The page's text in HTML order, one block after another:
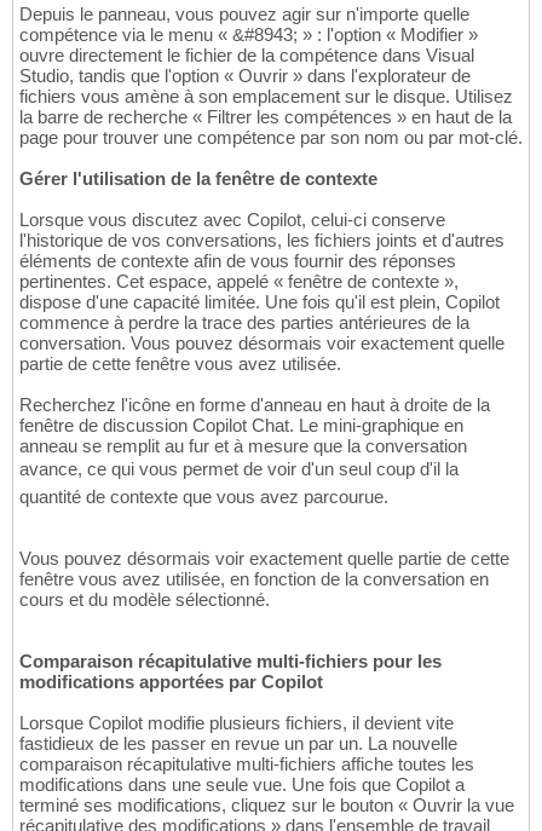
Depuis le panneau, vous pouvez agir sur n'importe quelle
compétence via le menu « &#8943; » : l'option « Modifier »
ouvre directement le fichier de la compétence dans Visual
Studio, tandis que l'option « Ouvrir » dans l'explorateur de
fichiers vous amène à son emplacement sur le disque. Utilisez
la barre de recherche « Filtrer les compétences » en haut de la
page pour trouver une compétence par son nom ou par mot-clé.
Gérer l'utilisation de la fenêtre de contexte
Lorsque vous discutez avec Copilot, celui-ci conserve
l'historique de vos conversations, les fichiers joints et d'autres
éléments de contexte afin de vous fournir des réponses
pertinentes. Cet espace, appelé « fenêtre de contexte »,
dispose d'une capacité limitée. Une fois qu'il est plein, Copilot
commence à perdre la trace des parties antérieures de la
conversation. Vous pouvez désormais voir exactement quelle
partie de cette fenêtre vous avez utilisée.
Recherchez l'icône en forme d'anneau en haut à droite de la
fenêtre de discussion Copilot Chat. Le mini-graphique en
anneau se remplit au fur et à mesure que la conversation
avance, ce qui vous permet de voir d'un seul coup d'il la
quantité de contexte que vous avez parcourue.
Vous pouvez désormais voir exactement quelle partie de cette
fenêtre vous avez utilisée, en fonction de la conversation en
cours et du modèle sélectionné.
Comparaison récapitulative multi-fichiers pour les
modifications apportées par Copilot
Lorsque Copilot modifie plusieurs fichiers, il devient vite
fastidieux de les passer en revue un par un. La nouvelle
comparaison récapitulative multi-fichiers affiche toutes les
modifications dans une seule vue. Une fois que Copilot a
terminé ses modifications, cliquez sur le bouton « Ouvrir la vue
récapitulative des modifications » dans l'ensemble de travail